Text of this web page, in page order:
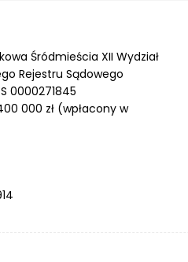
Śródmieścia XII Wydział
Rejestru Sądowego
0000271845
000 zł (wpłacony w